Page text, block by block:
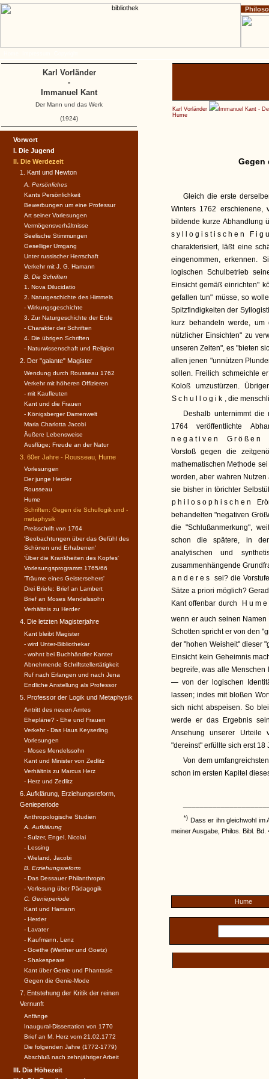
Karl Vorländer
Immanuel Kant -
Hume
Gegen
Gleich die erste
Winters 1762 erschienene,
bildende kurze Abhandlung
syllogistischen
charakterisiert, läßt eine
eingenommen, erkennen.
logischen Schulbetrieb
Einsicht gemäß einrichten"
gefallen tun" müsse, so
Spitzfindigkeiten der
kurz behandeln werde, um
nützlicher Einsichten" zu
unseren Zeiten", es "bieten
allen jenen "unnützen
sollen. Freilich schmeichle
Koloß umzustürzen.
Schullogik , die
Deshalb unternimmt
1764 veröffentlichte
negativen
Vorstoß gegen die
mathematischen Methode
worden, aber wahren
sie bisher in törichter
philosophischen
behandelten "negativen
die "Schlußanmerkung",
schon die spätere, in
analytischen und
zusammenhängende
anderes sei? die
Sätze a priori möglich?
Kant offenbar durch
wenn er auch seinen Namen
Schotten spricht er von den
der "hohen Weisheit" dieser
Einsicht kein Geheimnis
begreife, was alle Menschen
— von der logischen
lassen; indes mit bloßen
sich nicht abspeisen. So
werde er das Ergebnis
Ansehung unserer Urteile
"dereinst" erfüllte sich erst
Von dem
schon im ersten Kapitel
*) Dass er ihn gleichwohl im
meiner Ausgabe, Philos. Bibl. Bd.
Hume
Vorwort
I. Die Jugend
II. Die Werdezeit
1. Kant und Newton
A. Persönliches
Kants Persönlichkeit
Bewerbungen um eine Professur
Art seiner Vorlesungen
Vermögensverhältnisse
Seelische Stimmungen
Geselliger Umgang
Unter russischer Herrschaft
Verkehr mit J. G. Hamann
B. Die Schriften
1. Nova Dilucidatio
2. Naturgeschichte des Himmels
- Wirkungsgeschichte
3. Zur Naturgeschichte der Erde
- Charakter der Schriften
4. Die übrigen Schriften
- Naturwissenschaft und Religion
2. Der "galante" Magister
Wendung durch Rousseau 1762
Verkehr mit höheren Offizieren
- mit Kaufleuten
Kant und die Frauen
- Königsberger Damenwelt
Maria Charlotta Jacobi
Äußere Lebensweise
Ausflüge; Freude an der Natur
3. 60er Jahre - Rousseau, Hume
Vorlesungen
Der junge Herder
Rousseau
Hume
Schriften: Gegen die Schullogik und -
metaphysik
Preisschrift von 1764
'Beobachtungen über das Gefühl des
Schönen und Erhabenen'
'Über die Krankheiten des Kopfes'
Vorlesungsprogramm 1765/66
'Träume eines Geistersehers'
Drei Briefe: Brief an Lambert
Brief an Moses Mendelssohn
Verhältnis zu Herder
4. Die letzten Magisterjahre
Kant bleibt Magister
- wird Unter-Bibliothekar
- wohnt bei Buchhändler Kanter
Abnehmende Schriftstellertätigkeit
Ruf nach Erlangen und nach Jena
Endliche Anstellung als Professor
5. Professor der Logik und Metaphysik
Antritt des neuen Amtes
Ehepläne? - Ehe und Frauen
Verkehr - Das Haus Keyserling
Vorlesungen
- Moses Mendelssohn
Kant und Minister von Zedlitz
Verhältnis zu Marcus Herz
- Herz und Zedlitz
6. Aufklärung, Erziehungsreform,
Genieperiode
Anthropologische Studien
A. Aufklärung
- Sulzer, Engel, Nicolai
- Lessing
- Wieland, Jacobi
B. Erziehungsreform
- Das Dessauer Philanthropin
- Vorlesung über Pädagogik
C. Genieperiode
Kant und Hamann
- Herder
- Lavater
- Kaufmann, Lenz
- Goethe (Werther und Goetz)
- Shakespeare
Kant über Genie und Phantasie
Gegen die Genie-Mode
7. Entstehung der Kritik der reinen
Vernunft
Anfänge
Inaugural-Dissertation von 1770
Brief an M. Herz vom 21.02.1772
Die folgenden Jahre (1772-1779)
Abschluß nach zehnjähriger Arbeit
III. Die Höhezeit
Karl Vorländer
-
Immanuel Kant
Der Mann und das Werk
(1924)